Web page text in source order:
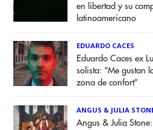
en libertad y su
latinoamericano
EDUARDO CACES
Eduardo Caces ex
solista: “Me gustan
zona de confort”
ANGUS & JULIA
Angus & Julia